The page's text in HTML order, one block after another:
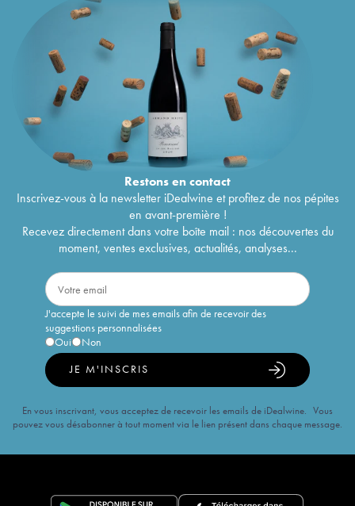
Restons encontact
Inscrivez-vous à la newsletter iDealwine et profitez de nos pépites
en avant-première !
Recevez directement dans votre boîte mail : nos découvertes du
moment, ventes exclusives, actualités, analyses...
J'accepte le suivi de mes emails afin de recevoir des
suggestions personnalisées
Oui
Non
JE M'INSCRIS
En vous inscrivant, vous acceptez de recevoir les emails de iDealwine. Vous
pouvez vous désabonner à tout moment via le lien présent dans chaque message.